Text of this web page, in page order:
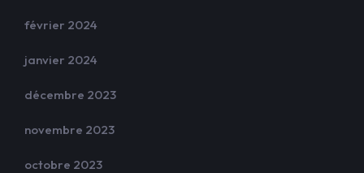
février 2024
janvier 2024
décembre 2023
novembre 2023
octobre 2023